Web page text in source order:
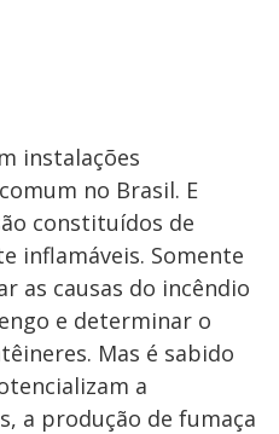
instalações
no Brasil. E
constituídos de
inflamáveis. Somente
as causas do incêndio
e determinar o
Mas é sabido
a
a produção de fumaça